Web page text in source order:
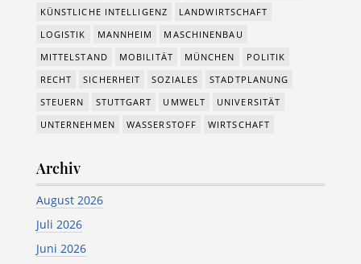
KÜNSTLICHE INTELLIGENZ
LANDWIRTSCHAFT
LOGISTIK
MANNHEIM
MASCHINENBAU
MITTELSTAND
MOBILITÄT MÜNCHEN
POLITIK
RECHT
SICHERHEIT SOZIALES
STADTPLANUNG
STEUERN
STUTTGART UMWELT
UNIVERSITÄT
UNTERNEHMEN
WASSERSTOFF WIRTSCHAFT
Archiv
August 2026
Juli 2026
Juni 2026